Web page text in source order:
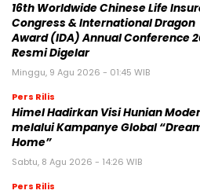
16th Worldwide Chinese Life
Congress & International Dragon
Award (IDA) Annual Conference
Resmi Digelar
Minggu, 9 Agu 2026 - 01:45 WIB
Pers Rilis
Himel Hadirkan Visi Hunian
melalui Kampanye Global
Home”
Sabtu, 8 Agu 2026 - 14:26 WIB
Pers Rilis